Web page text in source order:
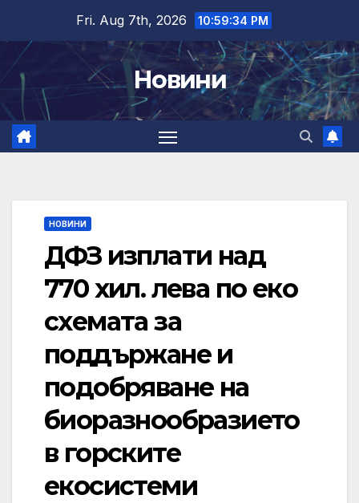
content
Fri. Aug 7th, 2026 10:59:35 PM
Новини
НОВИНИ
ДФЗ изплати над
770 хил. лева по еко
схемата за
поддържане и
подобряване на
биоразнообразието
в горските
екосистеми